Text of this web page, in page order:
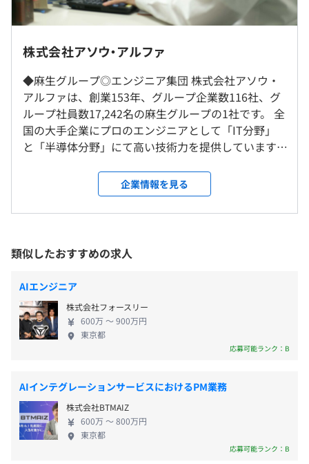
【働き方紹介】
・月残業時間は平均14hとプライベートも充実できます。
・管理職よりも手を動かしていたい、生涯エンジニアを目
指す方を歓迎しています。（再雇用制度あり）
・会社に振り回されず、キャリアは自分で決められます。
希望にあった案件をご用意します。
【プロジェクト紹介】
主に金融・医療業界、官公庁などのDX案件を手がけてい
■マイナンバーカード申請システムの開発
■自動運転関連システムの開発 など
当社では、社員ひとりひとりの「もっと学びたい！」「こ
め、入社時から豊富な研修を実施しています。
専門技術力を向上するためのテクニカル研修はもちろん、
リーダーシップやマネジメントスキルなどのヒューマンス
キルに着目した研修も大事にしています。
また、幅広い分野で活躍できるエンジニアを目指した別分
※転勤は当面ありません。
※客先常駐ではなく、当社拠点内での勤務となります。
就業場所の変更範囲
＜雇入時＞
大阪支社もしくはプロジェクト先、および自宅
＜変更範囲＞
会社の定める場所（テレワークをおこなう場所を含む）
受動喫煙防止措置に関する事項
9:00～18:00（実働8時間）
休憩時間：60分
平均残業時間：月平均14時間（※2025年5月実績）
【年間休日124日】
■完全週休2日制（土日）
∟下限日数は、入社半年経過後の付与日数となります。
■夏季休暇
■年末年始休暇
■慶弔休暇
■産前・産後休暇（男性取得実績あり）
■時間外勤務手当
■通勤手当（全額支給 ※上限50,000円）
■家族手当（子ども一人につき月5,000円支給）
株式会社アソウ・アルファ
◆麻生グループ◎エンジニア集団 株式会社アソウ・
アルファは、創業153年、グループ企業数116社、グ
ループ社員数17,242名の麻生グループの1社です。 全
国の大手企業にプロのエンジニアとして「IT分野」
と「半導体分野」にて高い技術力を提供しています。
ットワークを強みとして、現在、長崎・熊本・大
阪・名古屋・東京にも支店を展開しています。 ◆人
を磨いて技術を磨く 弊社では、エンジニアとして社
るように充実した研修制度、環境づくりに力を入れ
ています！ まず、弊社に正社員として入社後、階層
別研修を経て、一つの会社の中で限られた領域では
なく、さまざまなフィールドで活躍しながら高い技
術を習得し、キャリアアップしていきます。 本当の
技術は自分の意思で考え、道を進む人に身につくも
の。技術者の育成に重点をおく当社なら、一つの会
び、歩み、より市場価値の高い技術者を目指すこと
ができます。
企業情報を見る
類似したおすすめの求人
AIエンジニア
株式会社フォースリー
600万 〜 900万円
東京都
応募可能ランク：B
AIインテグレーションサービスにおけるPM業務
株式会社BTMAIZ
600万 〜 800万円
東京都
応募可能ランク：B